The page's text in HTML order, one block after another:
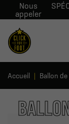
Nous
appeler
Accueil Ballon de